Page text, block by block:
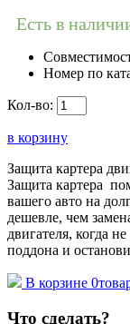
Есть в
Номер по
Кол-во:
в корзину
Защита картера
Защита картера
вашего авто на
дешевле, чем
двигателя, когда
поддона и
В корзине 0
Что сделать?